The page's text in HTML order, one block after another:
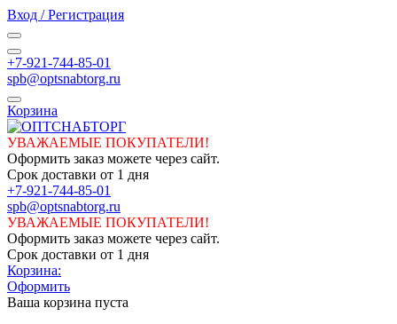
Вход / Регистрация
+7-921-744-85-01
spb@optsnabtorg.ru
Корзина
УВАЖАЕМЫЕ ПОКУПАТЕЛИ!
Оформить заказ можете через сайт.
Срок доставки от 1 дня
+7-921-744-85-01
spb@optsnabtorg.ru
УВАЖАЕМЫЕ ПОКУПАТЕЛИ!
Оформить заказ можете через сайт.
Срок доставки от 1 дня
Корзина:
Оформить
Ваша корзина пуста